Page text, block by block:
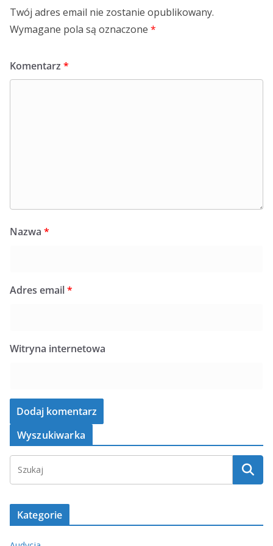
Twój adres email nie zostanie opublikowany.
Wymagane pola są oznaczone *
Komentarz *
Nazwa *
Adres email*
Witryna internetowa
Wyszukiwarka
Kategorie